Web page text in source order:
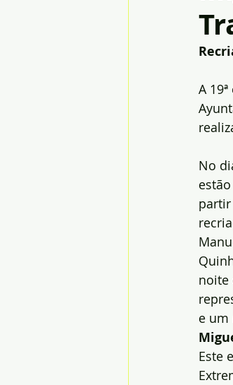
A
No
partir
noite
e um
Este